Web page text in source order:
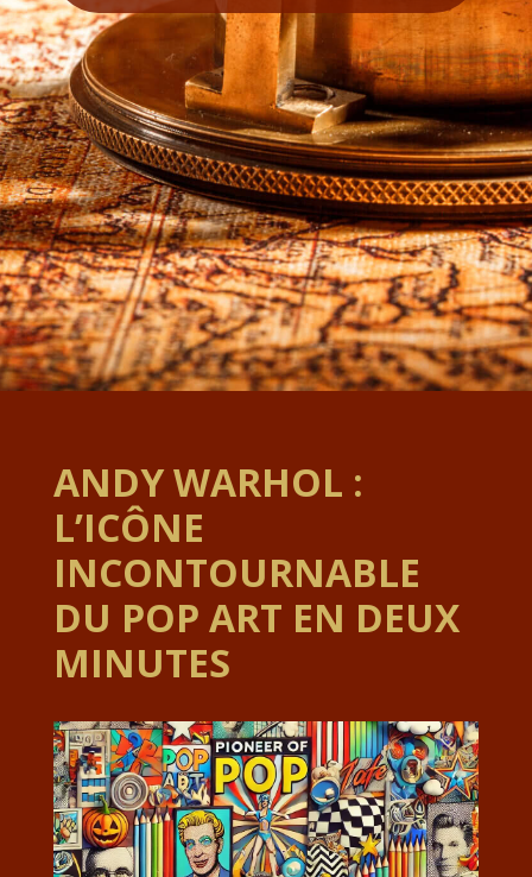
ANDY WARHOL :
L’ICÔNE
INCONTOURNABLE
DU POP ART EN DEUX
MINUTES